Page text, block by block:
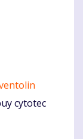
cytotec